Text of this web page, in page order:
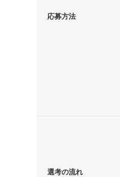
応募方法
選考の流れ